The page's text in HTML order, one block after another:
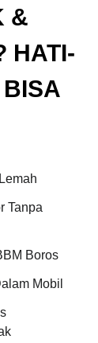
&
HATI-
BISA
Tanpa
Boros
Mobil